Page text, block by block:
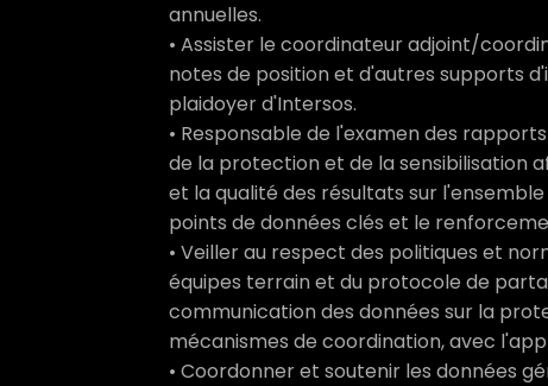
annuelles.
• Assister le coordinateur adjoint/
notes de position et d'autres supports
plaidoyer d'Intersos.
• Responsable de l'examen des
de la protection et de la sensibilisation
et la qualité des résultats sur
points de données clés et le
• Veiller au respect des politiques et
équipes terrain et du protocole de
communication des données sur la
mécanismes de coordination, avec
• Coordonner et soutenir les données